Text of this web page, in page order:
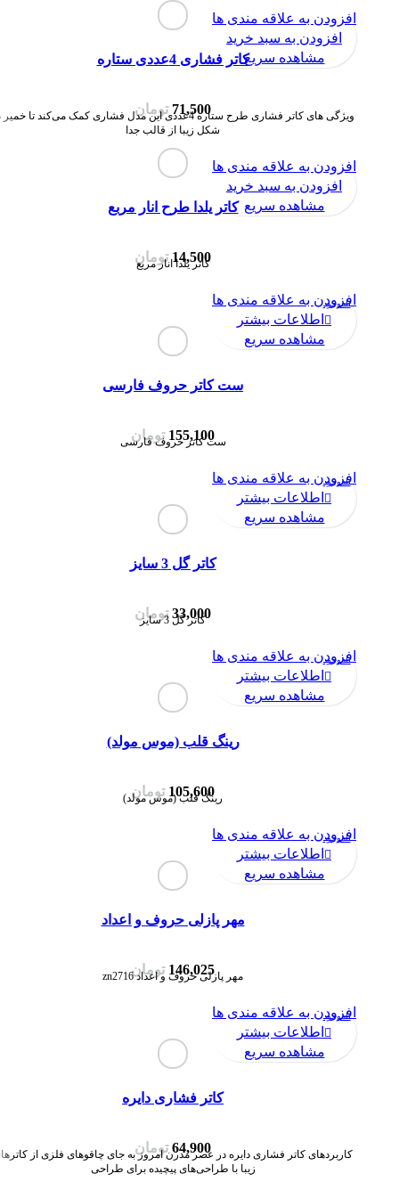
کاتر فشاری 4عددی ستاره
71,500 تومان
ویژگی های کاتر فشاری طرح ستاره 4عددی این مدل فشاری کمک می‌کند تا
شکل زیبا از قالب جدا
افزودن به علاقه مندی ها
افزودن به سبد خرید
مشاهده سریع
کاتر یلدا طرح انار مربع
14,500 تومان
کاتر یلدا انار مربع
افزودن به علاقه مندی ها
افزودن به سبد خرید
مشاهده سریع
ناموجود
ست کاتر حروف فارسی
155,100 تومان
ست کاتر حروف فارسی
افزودن به علاقه مندی ها
اطلاعات بیشتر
مشاهده سریع
ناموجود
کاتر گل 3 سایز
33,000 تومان کاتر گل 3 سایز
افزودن به علاقه مندی ها
اطلاعات بیشتر
مشاهده سریع
ناموجود
رینگ قلب (موس مولد)
105,600 تومان
رینگ قلب (موس مولد)
افزودن به علاقه مندی ها
اطلاعات بیشتر
مشاهده سریع
ناموجود
مهر پازلی حروف و اعداد
146,025 تومان
مهر پازلی حروف و اعداد zn2716
افزودن به علاقه مندی ها
اطلاعات بیشتر
مشاهده سریع
ناموجود
کاتر فشاری دایره
64,900 تومان
کاربردهای کاتر فشاری دایره در عصر مدرن امروز به جای چاقوهای فلزی از
زیبا با طراحی‌های پیچیده برای طراحی
افزودن به علاقه مندی ها
اطلاعات بیشتر
مشاهده سریع